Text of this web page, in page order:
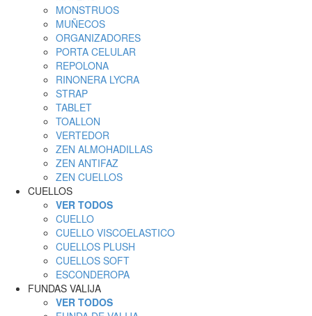
MONSTRUOS
MUÑECOS
ORGANIZADORES
PORTA CELULAR
REPOLONA
RINONERA LYCRA
STRAP
TABLET
TOALLON
VERTEDOR
ZEN ALMOHADILLAS
ZEN ANTIFAZ
ZEN CUELLOS
CUELLOS
VER TODOS
CUELLO
CUELLO VISCOELASTICO
CUELLOS PLUSH
CUELLOS SOFT
ESCONDEROPA
FUNDAS VALIJA
VER TODOS